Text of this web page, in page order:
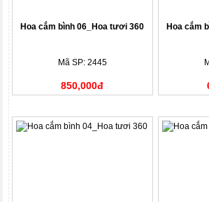
Hoa cắm bình 06_Hoa tươi 360
Mã SP: 2445
850,000đ
Hoa cắm